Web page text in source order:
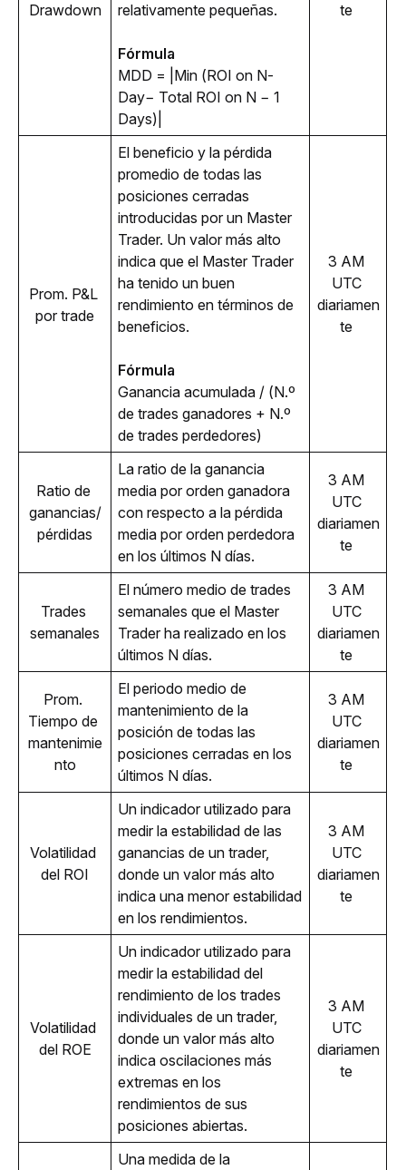
Drawdown
relativamente pequeñas.
Fórmula
MDD = |Min (ROI on N-
Day− Total ROI on N − 1
Days)|
te
Prom. P&L
por trade
El beneficio y la pérdida
promedio de todas las
posiciones cerradas
introducidas por un Master
Trader. Un valor más alto
indica que el Master Trader
ha tenido un buen
rendimiento en términos de
beneficios.
Fórmula
Ganancia acumulada / (N.º
de trades ganadores + N.º
de trades perdedores)
3 AM
UTC
diariamen
te
Ratio de
ganancias/
pérdidas
La ratio de la ganancia
media por orden ganadora
con respecto a la pérdida
media por orden perdedora
en los últimos N días.
3 AM
UTC
diariamen
te
Trades
semanales
El número medio de trades
semanales que el Master
Trader ha realizado en los
últimos N días.
3 AM
UTC
diariamen
te
Prom.
Tiempo de
mantenimie
nto
El periodo medio de
mantenimiento de la
posición de todas las
posiciones cerradas en los
últimos N días.
3 AM
UTC
diariamen
te
Volatilidad
del ROI
Un indicador utilizado para
medir la estabilidad de las
ganancias de un trader,
donde un valor más alto
indica una menor estabilidad
en los rendimientos.
3 AM
UTC
diariamen
te
Volatilidad
del ROE
Un indicador utilizado para
medir la estabilidad del
rendimiento de los trades
individuales de un trader,
donde un valor más alto
indica oscilaciones más
extremas en los
rendimientos de sus
posiciones abiertas.
3 AM
UTC
diariamen
te
Una medida de la